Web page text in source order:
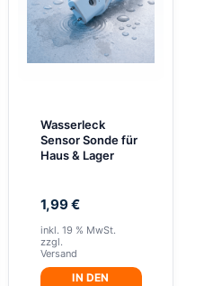
Wasserleck
Sensor Sonde für
Haus & Lager
1,99€
inkl. 19 % MwSt.
zzgl.
Versand
IN DEN